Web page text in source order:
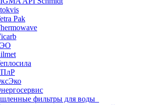
Pak
фильтры для воды